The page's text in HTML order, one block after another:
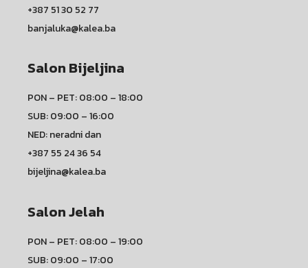
+387 51 30 52 77
banjaluka@kalea.ba
Salon Bijeljina
PON – PET: 08:00 – 18:00
SUB: 09:00 – 16:00
NED: neradni dan
+387 55 24 36 54
bijeljina@kalea.ba
Salon Jelah
PON – PET: 08:00 – 19:00
SUB: 09:00 – 17:00